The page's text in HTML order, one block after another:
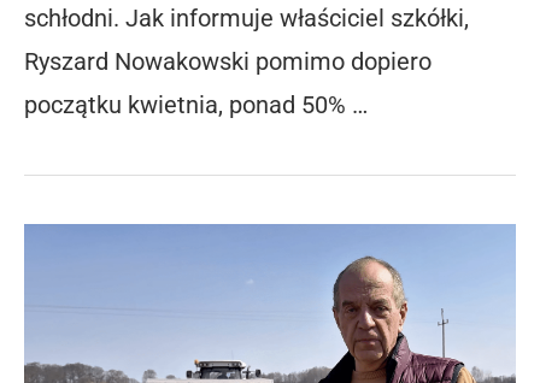
schłodni. Jak informuje właściciel szkółki,
Ryszard Nowakowski pomimo dopiero
początku kwietnia, ponad 50% …